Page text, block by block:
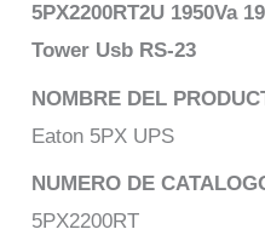
5PX2200RT2U 1950Va
Tower Usb RS-23
NOMBRE DEL
Eaton 5PX UPS
NUMERO DE
5PX2200RT